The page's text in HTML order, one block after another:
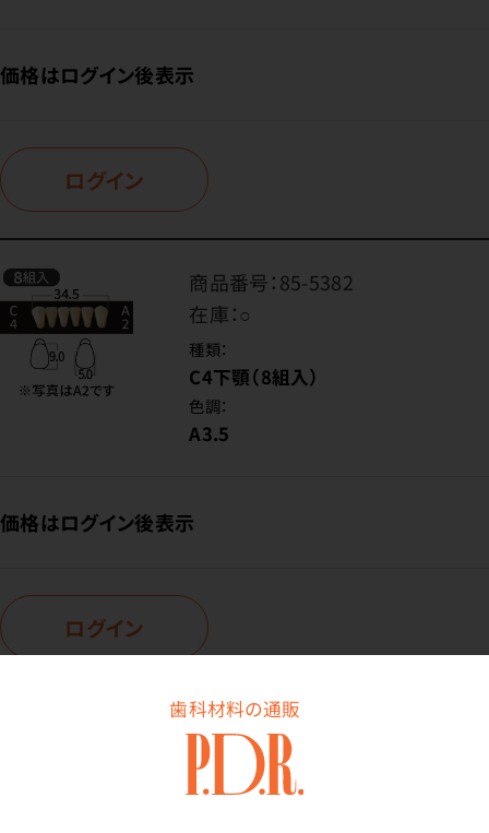
歯科材料の通販
価格はログイン後表示
ログイン
商品番号：85-5382
在庫：○
種類：
C4下顎（8組入）
色調：
A3.5
価格はログイン後表示
ログイン
商品番号：85-2044
在庫：
種類：